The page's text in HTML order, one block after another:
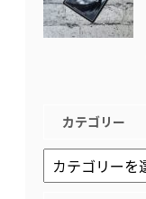
カテゴリー